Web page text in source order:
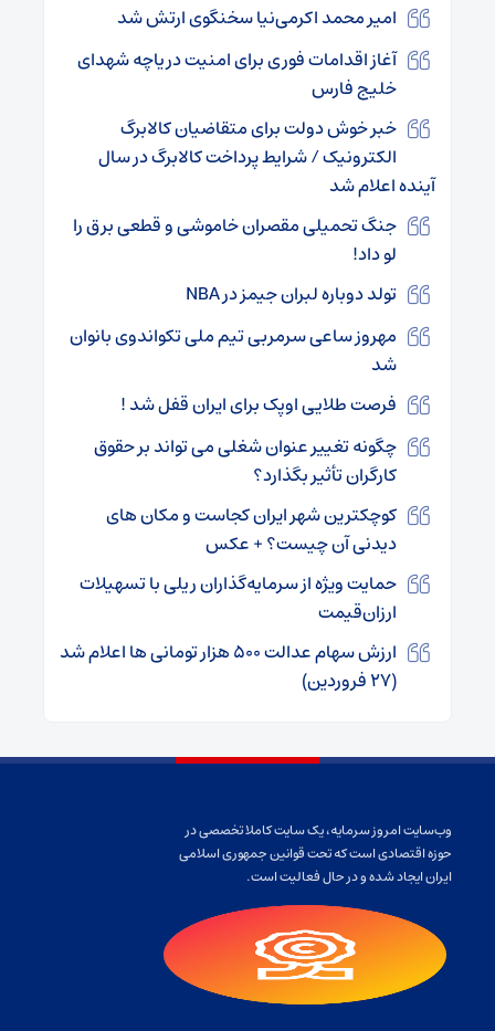
امیر محمد اکرمی‌نیا سخنگوی ارتش شد
آغاز اقدامات فوری برای امنیت دریاچه شهدای
خلیج فارس
خبر خوش دولت برای متقاضیان کالابرگ
الکترونیک / شرایط پرداخت کالابرگ در سال
آینده اعلام شد
جنگ تحمیلی مقصران خاموشی و قطعی برق را
لو داد!
تولد دوباره لبران جیمز در NBA
مهروز ساعی سرمربی تیم ملی تکواندوی بانوان
شد
فرصت طلایی اوپک برای ایران قفل شد !
چگونه تغییر عنوان شغلی می‌ تواند بر حقوق
کارگران تأثیر بگذارد؟
کوچکترین شهر ایران کجاست و مکان های
دیدنی آن چیست؟ + عکس
حمایت ویژه از سرمایه‌گذاران ریلی با تسهیلات
ارزان‌قیمت
ارزش سهام عدالت ۵۰۰ هزار تومانی ها اعلام شد
(۲۷ فروردین)
وب‌سایت امروز سرمایه، یک سایت کاملا تخصصی در
حوزه اقتصادی است که تحت قوانین جمهوری اسلامی
ایران ایجاد شده و در حال فعالیت است.